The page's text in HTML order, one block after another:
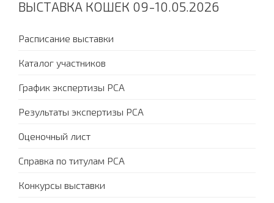
ВЫСТАВКА КОШЕК 09-10.05.2026
Расписание выставки
Каталог участников
График экспертизы PCA
Результаты экспертизы PCA
Оценочный лист
Справка по титулам PCA
Конкурсы выставки